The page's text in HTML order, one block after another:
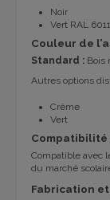
Noir
Vert RAL 6011
Couleur de
Standard : Bois
Autres options
Crème
Vert
Compatibilité
Compatible avec
du marché
Fabrication